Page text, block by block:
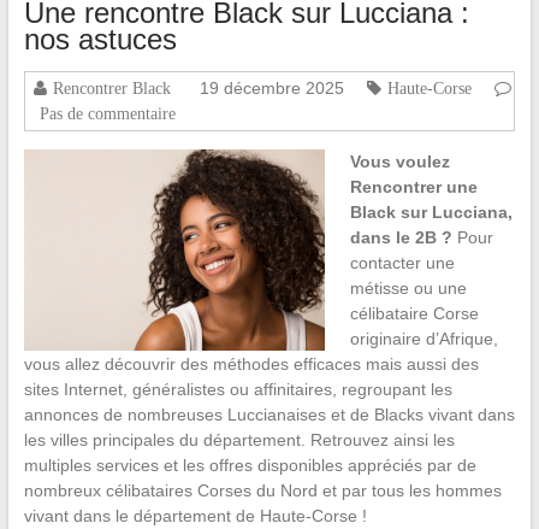
Une rencontre Black sur Lucciana :
nos astuces
Rencontrer Black 19 décembre 2025
Haute-Corse
Pas de commentaire
Vous voulez
Rencontrer une
Black sur Lucciana,
dans le 2B ? Pour
contacter une
métisse ou une
célibataire Corse
originaire d’Afrique,
vous allez découvrir des méthodes efficaces mais aussi des
sites Internet, généralistes ou affinitaires, regroupant les
annonces de nombreuses Luccianaises et de Blacks vivant dans
les villes principales du département. Retrouvez ainsi les
multiples services et les offres disponibles appréciés par de
nombreux célibataires Corses du Nord et par tous les hommes
vivant dans le département de Haute-Corse !